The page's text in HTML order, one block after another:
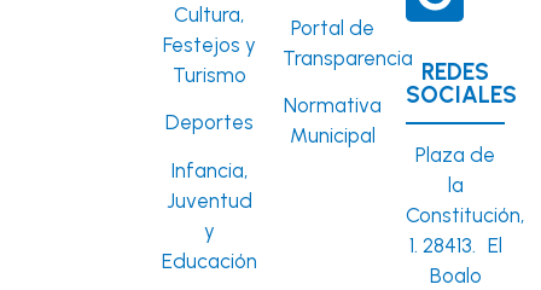
Cultura,
Festejos y
Turismo
Deportes
Infancia,
Juventud
y
Educación
Portal de
Transparencia
Normativa
Municipal
REDES
SOCIALES
Plaza de
la
Constitución,
1. 28413. El
Boalo